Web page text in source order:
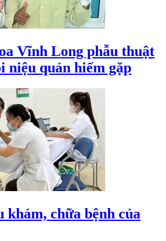
Vĩnh Long phẫu thuật
niệu quản hiếm gặp
khám, chữa bệnh của